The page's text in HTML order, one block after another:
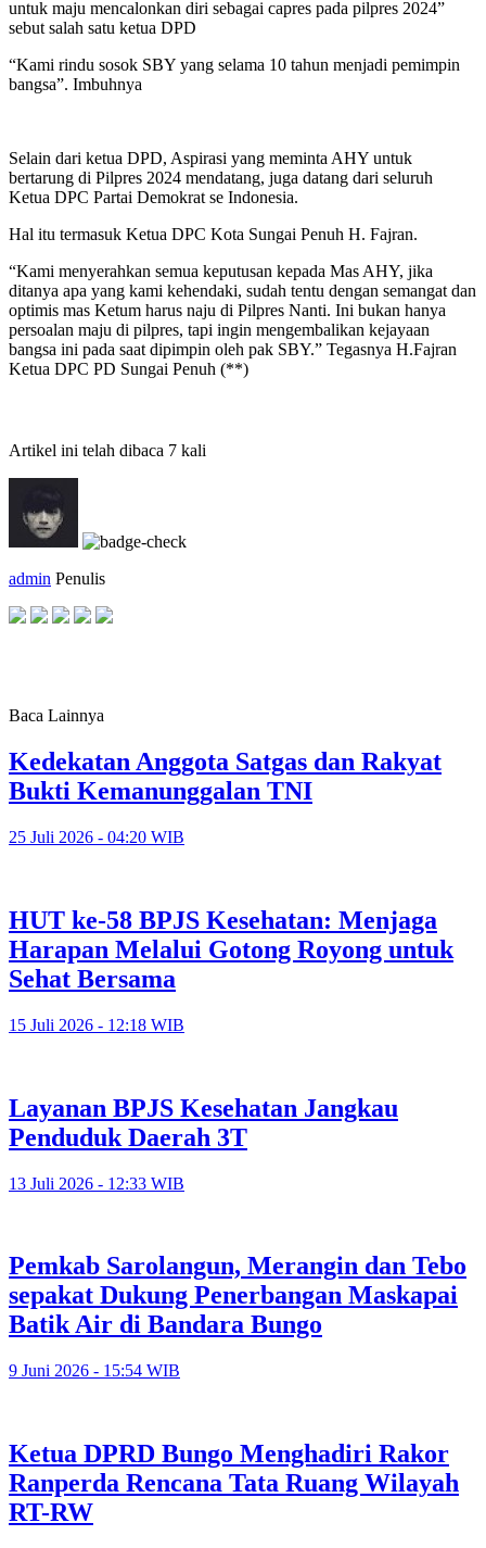
untuk maju mencalonkan diri sebagai capres pada pilpres 2024”
sebut salah satu ketua DPD
“Kami rindu sosok SBY yang selama 10 tahun menjadi pemimpin
bangsa”. Imbuhnya
Selain dari ketua DPD, Aspirasi yang meminta AHY untuk
bertarung di Pilpres 2024 mendatang, juga datang dari seluruh
Ketua DPC Partai Demokrat se Indonesia.
Hal itu termasuk Ketua DPC Kota Sungai Penuh H. Fajran.
“Kami menyerahkan semua keputusan kepada Mas AHY, jika
ditanya apa yang kami kehendaki, sudah tentu dengan semangat dan
optimis mas Ketum harus naju di Pilpres Nanti. Ini bukan hanya
persoalan maju di pilpres, tapi ingin mengembalikan kejayaan
bangsa ini pada saat dipimpin oleh pak SBY.” Tegasnya H.Fajran
Ketua DPC PD Sungai Penuh (**)
Artikel ini telah dibaca 7 kali
admin Penulis
Baca Lainnya
Kedekatan Anggota Satgas dan Rakyat
Bukti Kemanunggalan TNI
25 Juli 2026 - 04:20 WIB
HUT ke-58 BPJS Kesehatan: Menjaga
Harapan Melalui Gotong Royong untuk
Sehat Bersama
15 Juli 2026 - 12:18 WIB
Layanan BPJS Kesehatan Jangkau
Penduduk Daerah 3T
13 Juli 2026 - 12:33 WIB
Pemkab Sarolangun, Merangin dan Tebo
sepakat Dukung Penerbangan Maskapai
Batik Air di Bandara Bungo
9 Juni 2026 - 15:54 WIB
Ketua DPRD Bungo Menghadiri Rakor
Ranperda Rencana Tata Ruang Wilayah
RT-RW